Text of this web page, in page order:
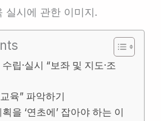
립·실시 “보좌 및 지도·조
육” 파악하기
을 ‘연초에’ 잡아야 하는 이